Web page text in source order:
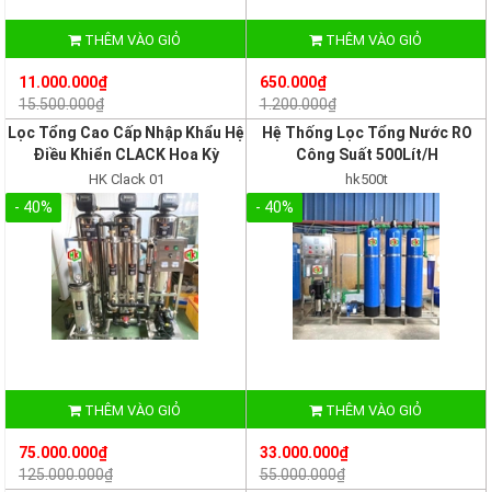
THÊM VÀO GIỎ
11.000.000₫
15.500.000₫
THÊM VÀO GIỎ
650.000₫
1.200.000₫
Lọc Tổng Cao Cấp Nhập Khẩu Hệ
Điều Khiển CLACK Hoa Kỳ
HK Clack 01
- 40%
THÊM VÀO GIỎ
75.000.000₫
125.000.000₫
Hệ Thống Lọc Tổng Nước RO
Công Suất 500Lít/H
hk500t
- 40%
THÊM VÀO GIỎ
33.000.000₫
55.000.000₫